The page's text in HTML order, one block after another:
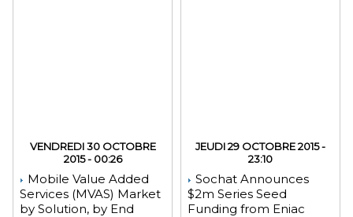
VENDREDI 30 OCTOBRE
2015 - 00:26
Mobile Value Added
Services (MVAS) Market
by Solution, by End
JEUDI 29 OCTOBRE 2015 -
23:10
Sochat Announces
$2m Series Seed
Funding from Eniac